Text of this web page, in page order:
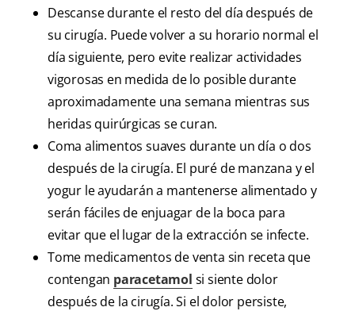
Descanse durante el resto del día después de
su cirugía. Puede volver a su horario normal el
día siguiente, pero evite realizar actividades
vigorosas en medida de lo posible durante
aproximadamente una semana mientras sus
heridas quirúrgicas se curan.
Coma alimentos suaves durante un día o dos
después de la cirugía. El puré de manzana y el
yogur le ayudarán a mantenerse alimentado y
serán fáciles de enjuagar de la boca para
evitar que el lugar de la extracción se infecte.
Tome medicamentos de venta sin receta que
contengan paracetamol si siente dolor
después de la cirugía. Si el dolor persiste,